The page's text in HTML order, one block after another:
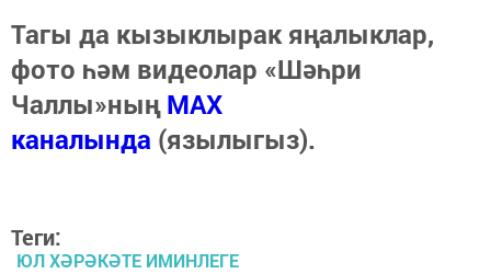
Тагы да кызыклырак яңалыклар,
фото һәм видеолар «Шәһри
Чаллы»ныңMAX
каналында (язылыгыз).
Теги:
ЮЛ ХӘРӘКӘТЕ ИМИНЛЕГЕ